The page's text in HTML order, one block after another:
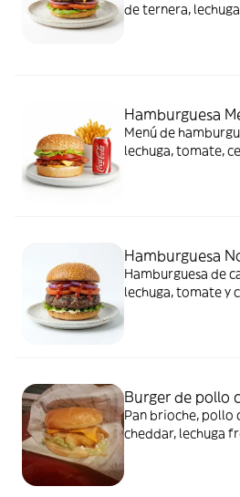
de ternera,
Hamburguesa
Menú de
lechuga, tomate,
Hamburguesa
Hamburguesa de
lechuga, tomate y
Burger de pollo
Pan brioche, pollo
cheddar, lechuga